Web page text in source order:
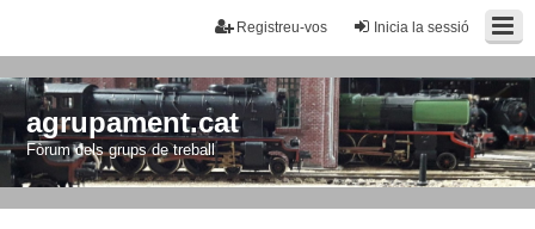
Inicia la sessió
Registreu-vos
agrupament.cat
Fòrum dels grups de treball